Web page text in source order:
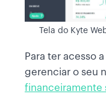
Tela do Kyte
Para ter acesso
gerenciar o seu
financeiramente